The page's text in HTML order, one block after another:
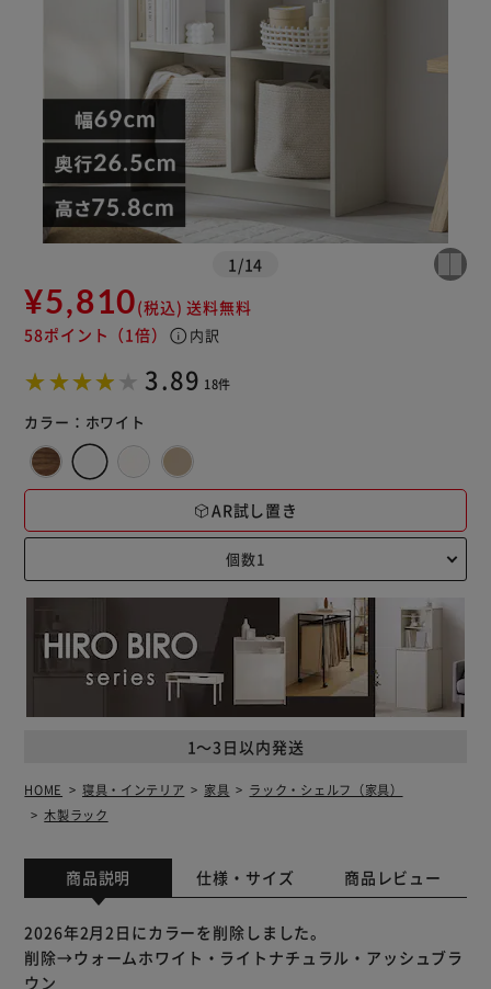
1 /14
¥5,810(税込) 送料無料
58ポイント （1倍） info 内訳
3.89 18件
カラー： ホワイト
1～3日以内発送
AR試し置き
HOME 寝具・インテリア 家具
ラック・シェルフ（家具）
木製ラック
商品説明 仕様・サイズ 商品レビュー
2026年2月2日にカラーを削除しました。
削除→ウォームホワイト・ライトナチュラル・アッシュブラ
ウン
※ご確認ください
カートに入れる